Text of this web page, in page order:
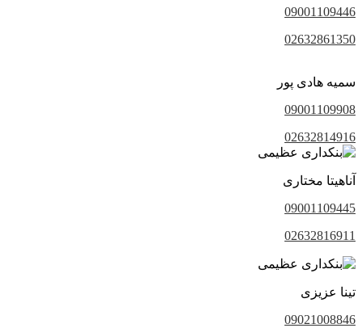
09001109446
02632861350
سمیه هادی پور
09001109908
02632814916
آناهیتا مختاری
09001109445
02632816911
تینا عزیزی
09021008846